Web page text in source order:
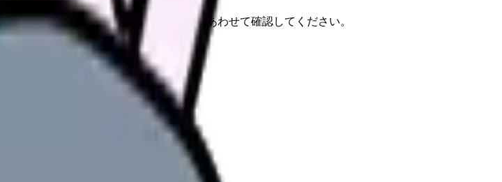
機関・勤務先・各サービス公式情報もあわせて確認してください。